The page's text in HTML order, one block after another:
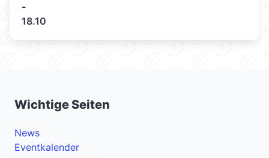
-
18.10
Wichtige Seiten
News
Eventkalender